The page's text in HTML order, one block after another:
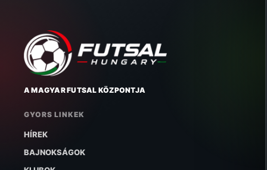
A MAGYAR FUTSAL KÖZPONTJA
GYORS LINKEK
HÍREK
BAJNOKSÁGOK